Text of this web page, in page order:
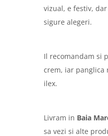
vizual, e festiv,
sigure alegeri.
Il recomandam si
crem, iar panglica
ilex.
Livram in Baia
sa vezi si alte